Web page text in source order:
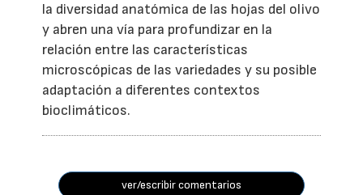
la diversidad anatómica de las hojas del olivo
y abren una vía para profundizar en la
relación entre las características
microscópicas de las variedades y su posible
adaptación a diferentes contextos
bioclimáticos.
ver/escribir comentarios